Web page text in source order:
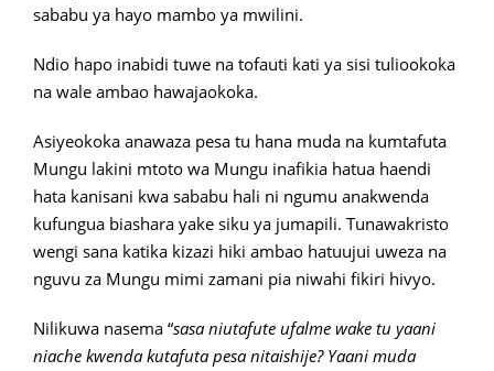
sababu ya hayo mambo ya mwilini.
Ndio hapo inabidi tuwe na tofauti kati ya sisi tuliookoka
na wale ambao hawajaokoka.
Asiyeokoka anawaza pesa tu hana muda na kumtafuta
Mungu lakini mtoto wa Mungu inafikia hatua haendi
hata kanisani kwa sababu hali ni ngumu anakwenda
kufungua biashara yake siku ya jumapili. Tunawakristo
wengi sana katika kizazi hiki ambao hatuujui uweza na
nguvu za Mungu mimi zamani pia niwahi fikiri hivyo.
Nilikuwa nasema “sasa niutafute ufalme wake tu yaani
niache kwenda kutafuta pesa nitaishije? Yaani muda